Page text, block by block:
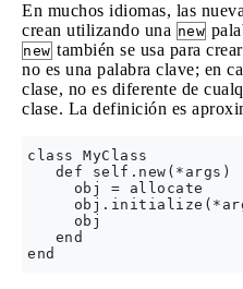
En muchos idiomas, las
crean utilizando una new
new también se usa para
no es una palabra clave; en
clase, no es diferente de
clase. La definición es
class MyClass
   def self.new(*args)
     obj = allocate
     obj
   end